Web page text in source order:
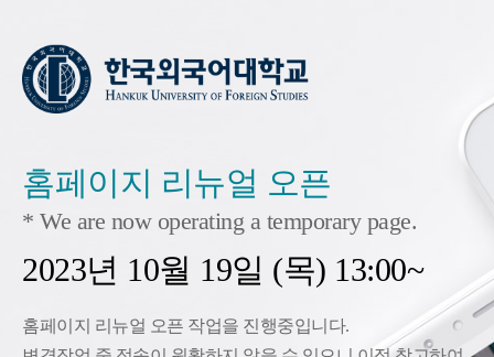
홈페이지 리뉴얼 오픈
* We are now operating a temporary page.
2023년 10월 19일 (목) 13:00~
홈페이지 리뉴얼 오픈 작업을 진행중입니다.